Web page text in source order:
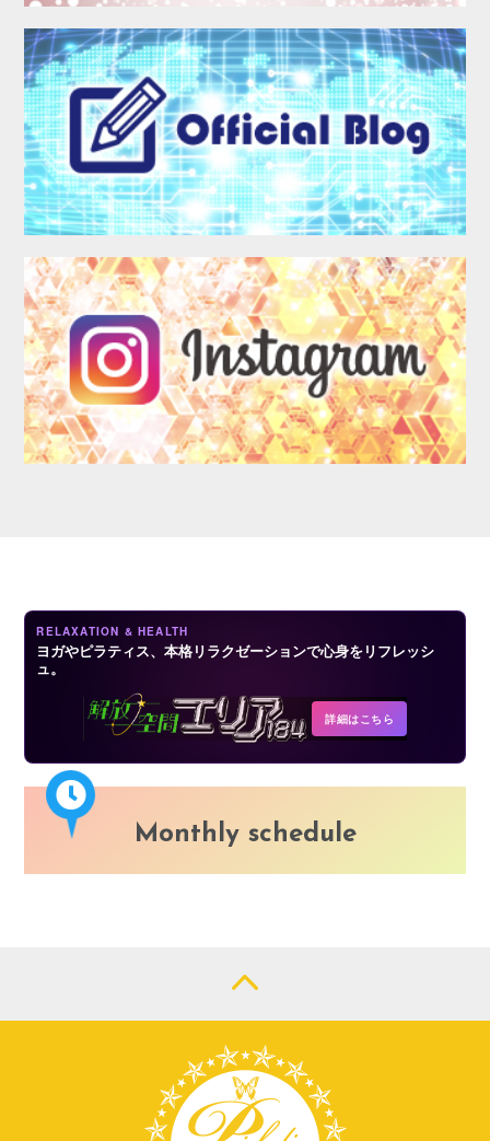
RELAXATION & HEALTH
ヨガやピラティス、本格リラクゼーションで心身をリフレッシ
ュ。
詳細はこちら
Monthly schedule